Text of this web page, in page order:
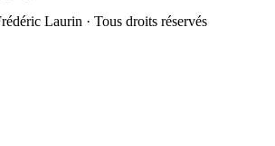
Laurin · Tous droits réservés